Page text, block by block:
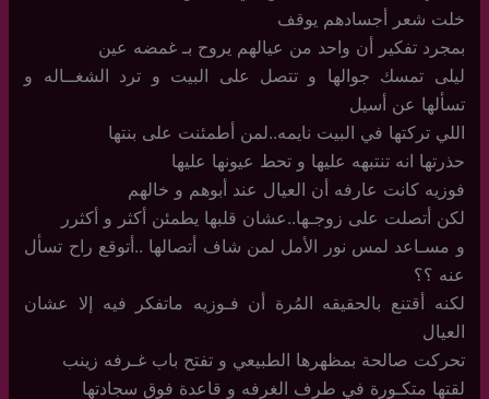
خلت شعر أجسادهم يوقف
بمجرد تفكير أن واحد من عيالهم يروح بـ غمضه عين
ليلى تمسك جوالها و تتصل على البيت و ترد الشغــاله و
تسألها عن أسيل
اللي تركتها في البيت نايمه..لمن أطمئنت على بنتها
حذرتها انه تنتبهه عليها و تحط عيونها عليها
فوزيه كانت عارفه أن العيال عند أبوهم و خالهم
لكن أتصلت على زوجـها..عشان قلبها يطمئن أكثر و أكثرر
و مسـاعد لمس نور الأمل لمن شاف أتصالها ..أتوقع راح تسأل
عنه ؟؟
لكنه أقتنع بالحقيقه المُرة أن فـوزيه ماتفكر فيه إلا عشان
العيال
تحركت صالحة بمظهرها الطبيعي و تفتح باب غـرفه زينب
لقتها متكـورة في طرف الغرفه و قاعدة فوق سجادتها